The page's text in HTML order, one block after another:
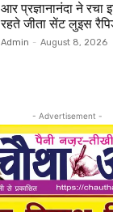
आर प्रज्ञानानंदा ने रचा
रहते जीता सेंट लुइस
Admin - August 8, 2026
- Advertisement -